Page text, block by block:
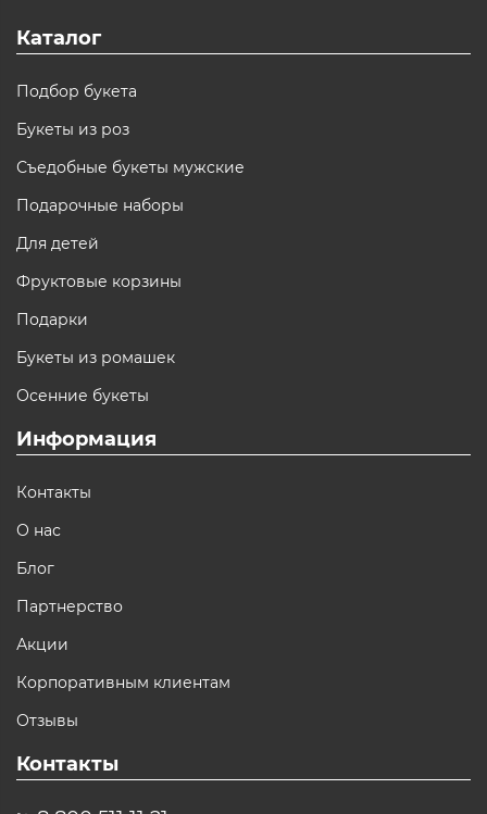
Каталог
Подбор букета
Букеты из роз
Съедобные букеты мужские
Подарочные наборы
Для детей
Фруктовые корзины
Подарки
Букеты из ромашек
Осенние букеты
Информация
Контакты
О нас
Блог
Партнерство
Акции
Корпоративным клиентам
Отзывы
Контакты